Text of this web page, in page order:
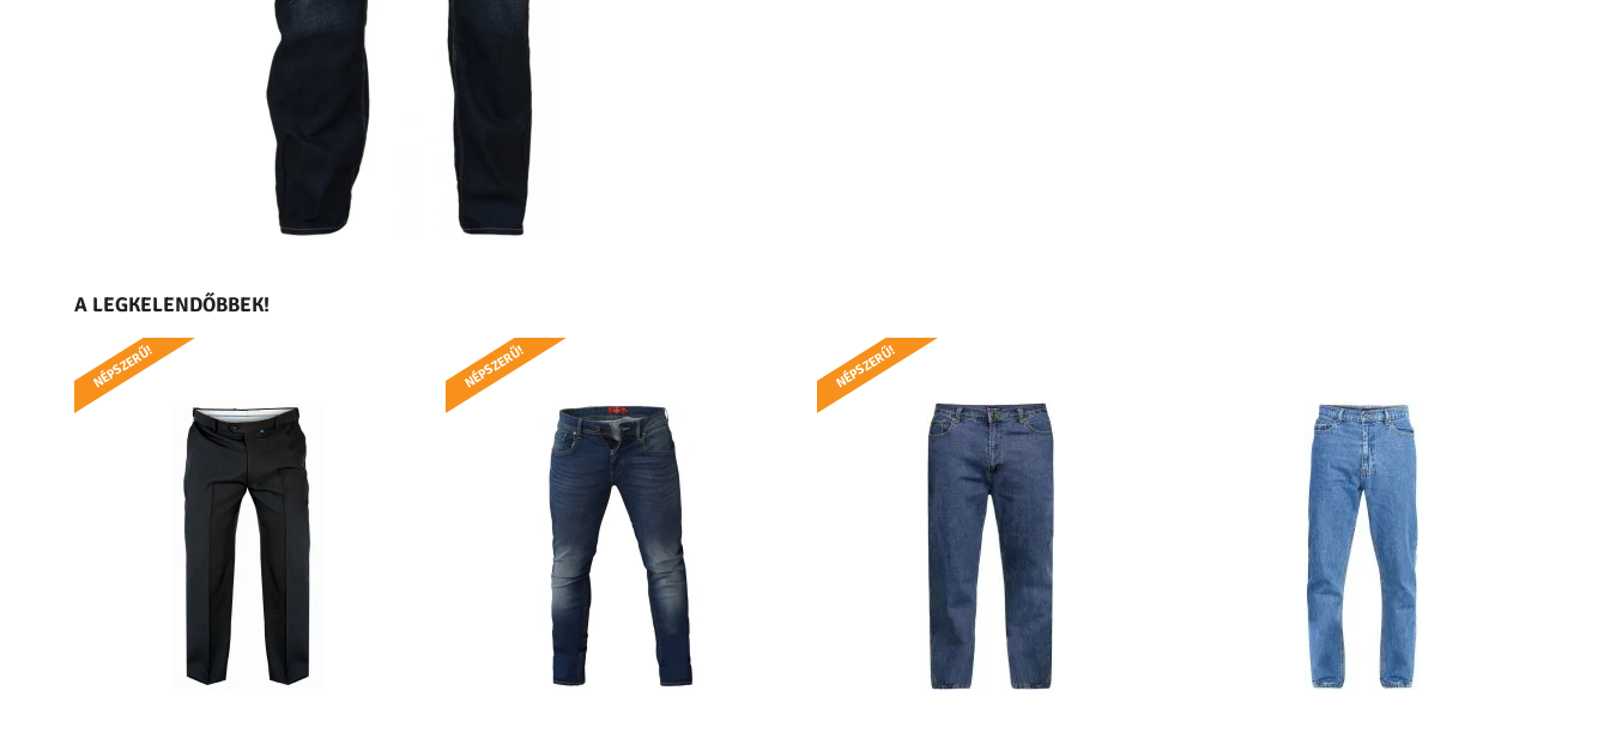
A LEGKELENDŐBBEK!
NÉPSZERŰ! NÉPSZERŰ! NÉPSZERŰ!